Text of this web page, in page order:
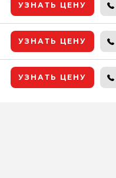
УЗНАТЬ ЦЕНУ
УЗНАТЬ ЦЕНУ
УЗНАТЬ ЦЕНУ